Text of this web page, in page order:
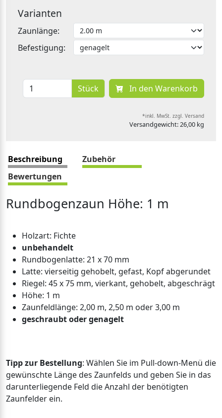
Varianten
Zaunlänge:
Befestigung:
Stück In den Warenkorb
*inkl. MwSt. zzgl. Versand
Versandgewicht: 26,00 kg
Beschreibung
Zubehör
Bewertungen
Rundbogenzaun Höhe: 1 m
Holzart: Fichte
unbehandelt
Rundbogenlatte: 21 x 70 mm
Latte: vierseitig gehobelt, gefast, Kopf abgerundet
Riegel: 45 x 75 mm, vierkant, gehobelt, abgeschrägt
Höhe: 1 m
Zaunfeldlänge: 2,00 m, 2,50 m oder 3,00 m
geschraubt oder genagelt
Tipp zur Bestellung: Wählen Sie im Pull-down-Menü die
gewünschte Länge des Zaunfelds und geben Sie in das
darunterliegende Feld die Anzahl der benötigten
Zaunfelder ein.